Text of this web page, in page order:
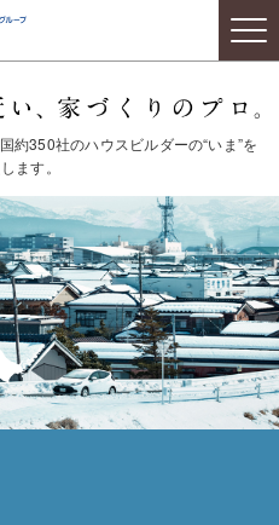
約350社のハウスビルダーの“いま”を
ます。